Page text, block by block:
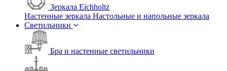
Зеркала Eichholtz
Настенные зеркала Настольные и напольные зеркала
Светильники
Бра и настенные светильники